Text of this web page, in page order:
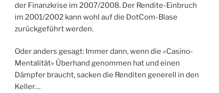
der Finanzkrise im 2007/2008. Der Rendite-Einbruch
im 2001/2002 kann wohl auf die DotCom-Blase
zurückgeführt werden.
Oder anders gesagt: Immer dann, wenn die «Casino-
Mentalität» Überhand genommen hat und einen
Dämpfer braucht, sacken die Renditen generell in den
Keller…